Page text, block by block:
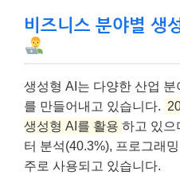
비즈니스 분야별 생
생성형 AI는 다양한 산업 분
를 만들어내고 있습니다.
생성형 AI를 활용 하고 있으
터 분석(40.3%), 프로그래
주로 사용되고 있습니다.